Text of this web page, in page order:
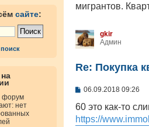
сайте:
форум
нет
мигрантов.
gkir
Админ
Re: Покупка
С
о
щ
06.09.2018 09:26
60 это как-то
https://